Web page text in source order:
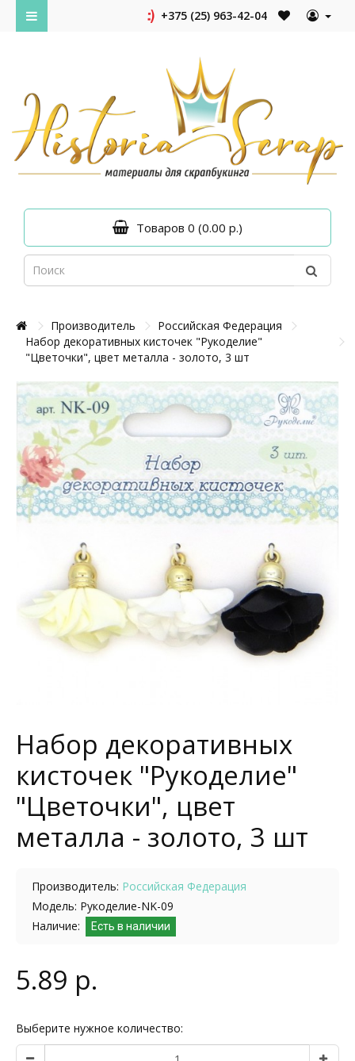
+375 (25) 963-42-04
Товаров 0 (0.00 р.)
Производитель
Российская Федерация
Набор декоративных кисточек "Рукоделие"
"Цветочки", цвет металла - золото, 3 шт
Набор декоративных
кисточек "Рукоделие"
"Цветочки", цвет
металла - золото, 3 шт
Производитель: Российская Федерация
Модель: Рукоделие-NK-09
Наличие:
Есть в наличии
5.89 р.
Выберите нужное количество: